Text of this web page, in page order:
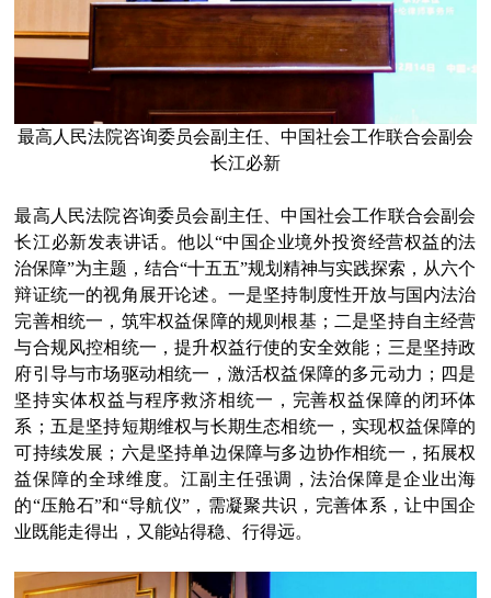
最高人民法院咨询委员会副主任、中国社会工作联合会副会
长江必新
最高人民法院咨询委员会副主任、中国社会工作联合会副会
长江必新发表讲话。他以“中国企业境外投资经营权益的法
治保障”为主题，结合“十五五”规划精神与实践探索，从六个
辩证统一的视角展开论述。一是坚持制度性开放与国内法治
完善相统一，筑牢权益保障的规则根基；二是坚持自主经营
与合规风控相统一，提升权益行使的安全效能；三是坚持政
府引导与市场驱动相统一，激活权益保障的多元动力；四是
坚持实体权益与程序救济相统一，完善权益保障的闭环体
系；五是坚持短期维权与长期生态相统一，实现权益保障的
可持续发展；六是坚持单边保障与多边协作相统一，拓展权
益保障的全球维度。江副主任强调，法治保障是企业出海
的“压舱石”和“导航仪”，需凝聚共识，完善体系，让中国企
业既能走得出，又能站得稳、行得远。